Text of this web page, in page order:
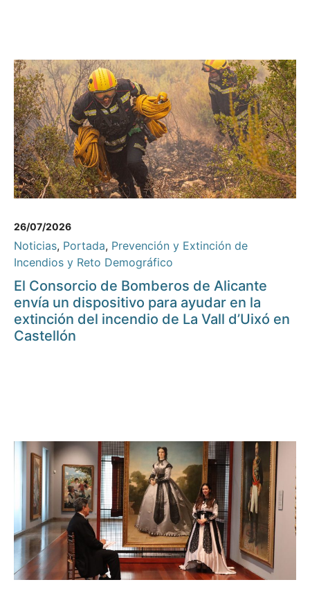
26/07/2026
Noticias, Portada, Prevención y Extinción de
Incendios y Reto Demográfico
El Consorcio de Bomberos de Alicante
envía un dispositivo para ayudar en la
extinción del incendio de La Vall d’Uixó en
Castellón